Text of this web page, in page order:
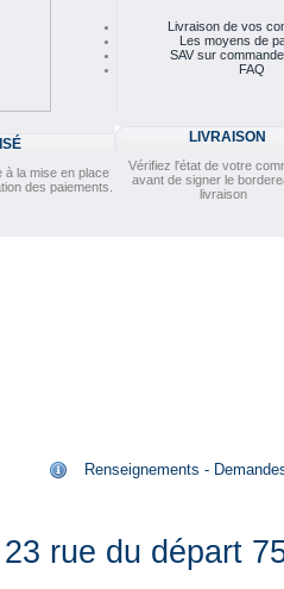
Livraison de vos
Les moyens de
SAV sur
FAQ
la mise en place
des paiements.
LIVRAISON
Vérifiez l'état de votre
avant de signer le
livraison
Renseignements -
rue du départ